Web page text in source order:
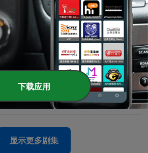
Secrets - Episode 2 ミリオネア
Secrets - Episode 3 マインドパ
Secrets - Episode 4 マインドパ
显示更多剧集
下载应用